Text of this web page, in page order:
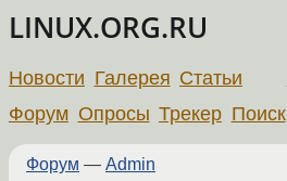
LINUX.ORG.RU
Новости Галерея Статьи
Форум Опросы Трекер Поиск
Форум — Admin